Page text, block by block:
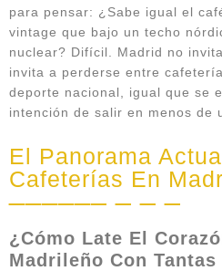
para pensar: ¿Sabe igual el
vintage que bajo un techo
nuclear? Difícil. Madrid no
invita a perderse entre
deporte nacional, igual que se
intención de salir en menos de
El Panorama
Cafeterías En
¿Cómo Late El
Madrileño Con Tantas